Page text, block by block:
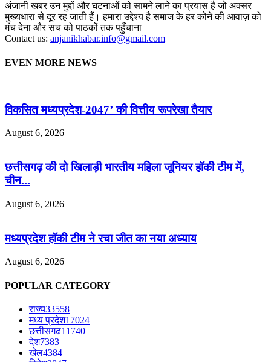
अंजानी खबर उन मुद्दों और घटनाओं को सामने लाने का प्रयास है जो अक्सर
मुख्यधारा से दूर रह जाती हैं। हमारा उद्देश्य है समाज के हर कोने की आवाज़ को
मंच देना और सच को पाठकों तक पहुँचाना
Contact us: anjanikhabar.info@gmail.com
EVEN MORE NEWS
विकसित मध्यप्रदेश-2047’ की वित्तीय रूपरेखा तैयार
August 6, 2026
छत्तीसगढ़ की दो खिलाड़ी भारतीय महिला जूनियर हॉकी टीम में,
चीन...
August 6, 2026
मध्यप्रदेश हॉकी टीम ने रचा जीत का नया अध्याय
August 6, 2026
POPULAR CATEGORY
राज्य33558
मध्य प्रदेश17024
छत्तीसगढ11740
देश7383
खेल4384